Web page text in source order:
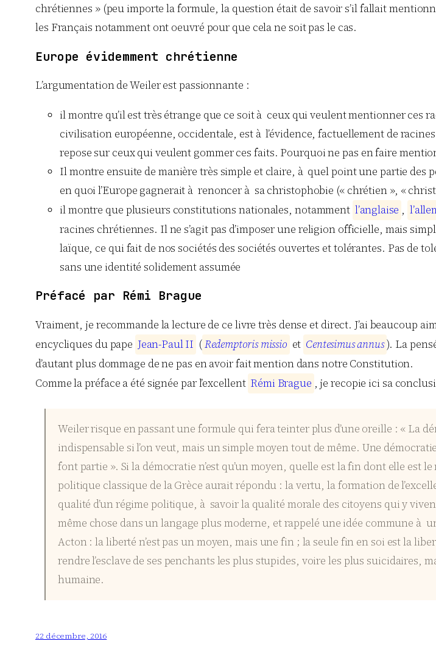
chrétiennes » (peu importe la formule, la question était de savoir s’il fallait
les Français notamment ont oeuvré pour que cela ne soit pas le cas.
Europe évidemment chrétienne
L’argumentation de Weiler est passionnante :
il montre qu’il est très étrange que ce soit à ceux qui veulent mentionner ces
civilisation européenne, occidentale, est à l’évidence, factuellement de
repose sur ceux qui veulent gommer ces faits. Pourquoi ne pas en faire
Il montre ensuite de manière très simple et claire, à quel point une partie des
en quoi l’Europe gagnerait à renoncer à sa christophobie (« chrétien », «
il montre que plusieurs constitutions nationales, notamment l’anglaise , l’alle
racines chrétiennes. Il ne s’agit pas d’imposer une religion officielle, mais
laïque, ce qui fait de nos sociétés des sociétés ouvertes et tolérantes. Pas de
sans une identité solidement assumée
Préfacé par Rémi Brague
Vraiment, je recommande la lecture de ce livre très dense et direct. J’ai beaucoup
encycliques du pape Jean-PaulII (Redemptoris missio et Centesimusannus). La
d’autant plus dommage de ne pas en avoir fait mention dans notre Constitution.
Comme la préface a été signée par l’excellent Rémi Brague , je recopie ici sa
Weiler risque en passant une formule qui fera teinter plus d’une oreille : « La
indispensable si l’on veut, mais un simple moyen tout de même. Une
font partie ». Si la démocratie n’est qu’un moyen, quelle est la fin dont elle est
politique classique de la Grèce aurait répondu : la vertu, la formation de
qualité d’un régime politique, à savoir la qualité morale des citoyens qui y
même chose dans un langage plus moderne, et rappelé une idée commune
Acton : la liberté n’est pas un moyen, mais une fin ; la seule fin en soi est la
rendre l’esclave de ses penchants les plus stupides, voire les plus suicidaires,
humaine.
22 décembre, 2016